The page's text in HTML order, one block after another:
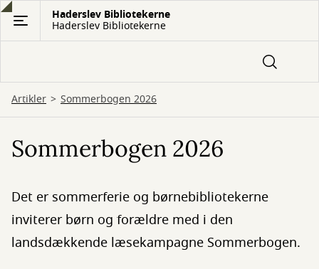
Gå
hovedindhold
Haderslev Bibliotekerne
Haderslev Bibliotekerne
Artikler Sommerbogen 2026
Sommerbogen 2026
Det er sommerferie og børnebibliotekerne
inviterer børn og forældre med i den
landsdækkende læsekampagne Sommerbogen.